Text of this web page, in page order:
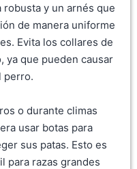
robusta y un arnés que
de manera uniforme
Evita los collares de
ya que pueden causar
perro.
o durante climas
usar botas para
sus patas. Esto es
para razas grandes